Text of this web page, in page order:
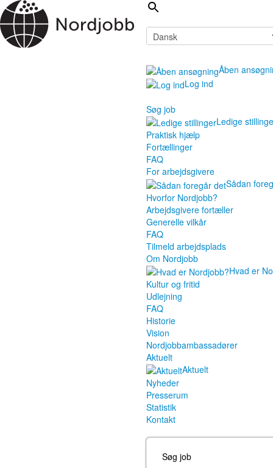
Åben
Log ind
Søg job
Ledige
Praktisk hjælp
Fortællinger
FAQ
For arbejdsgivere
Sådan
Hvorfor Nordjobb?
Arbejdsgivere fortæller
Generelle vilkår
FAQ
Tilmeld arbejdsplads
Om Nordjobb
Hvad er
Kultur og fritid
Udlejning
FAQ
Historie
Vision
Nordjobbambassadører
Aktuelt
Aktuelt
Nyheder
Presserum
Statistik
Kontakt
Søg job